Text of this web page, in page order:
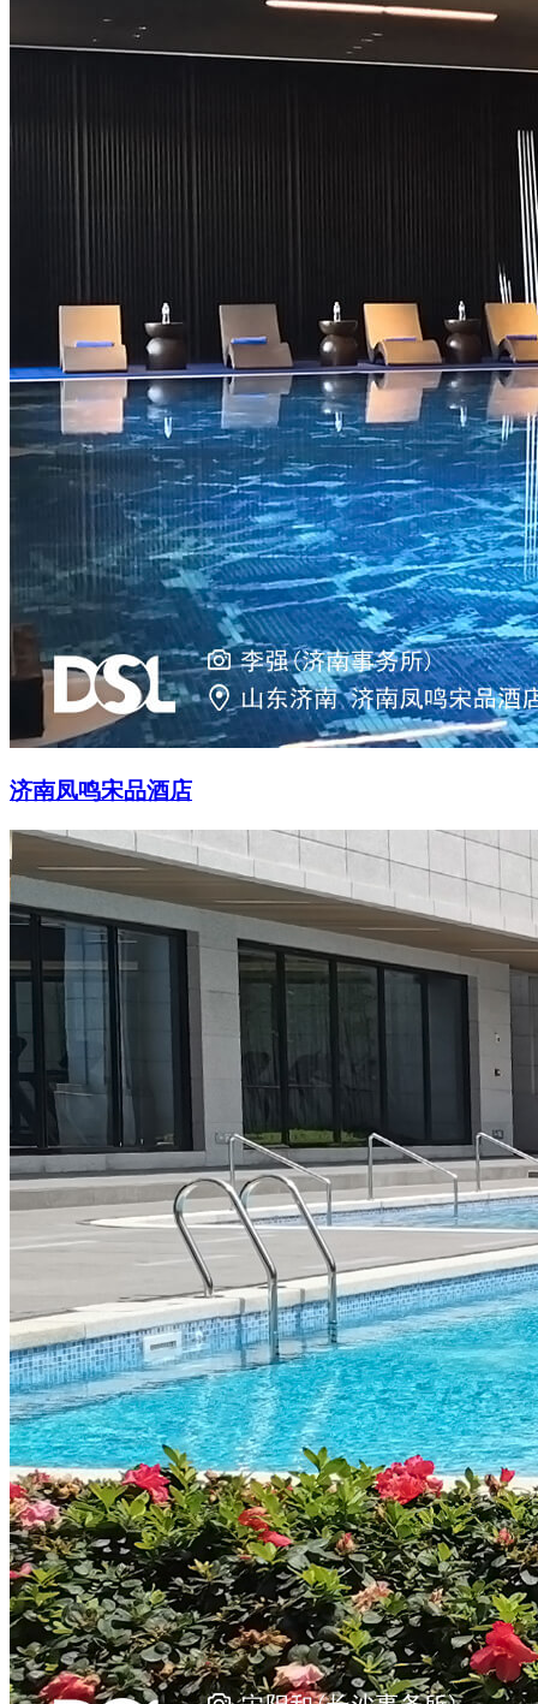
济南凤鸣宋品酒店